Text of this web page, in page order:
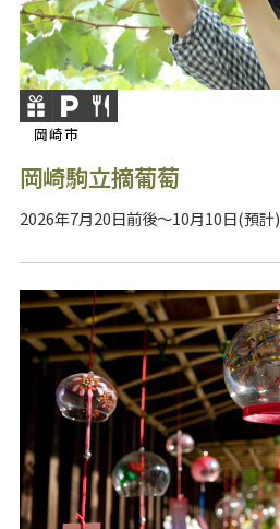
岡崎市
岡崎駒立摘葡萄
2026年7月20日前後～10月10日(預計)